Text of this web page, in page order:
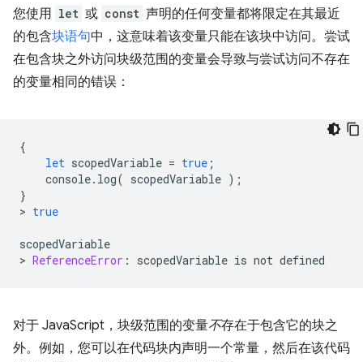
您使用 let 或 const 声明的任何变量都将限定在其最近
的包含块语句中，这意味着该变量只能在该块中访问。尝试
在包含块之外访问块级范围的变量会导致与尝试访问不存在
的变量相同的错误：
{
let scopedVariable = true ;
console. log( scopedVariable );
}
> true
scopedVariable
> ReferenceError : scopedVariable is not defined
对于 JavaScript，块级范围的变量不存在于包含它的块之
外。例如，您可以在代码块内声明一个常量，然后在该代码